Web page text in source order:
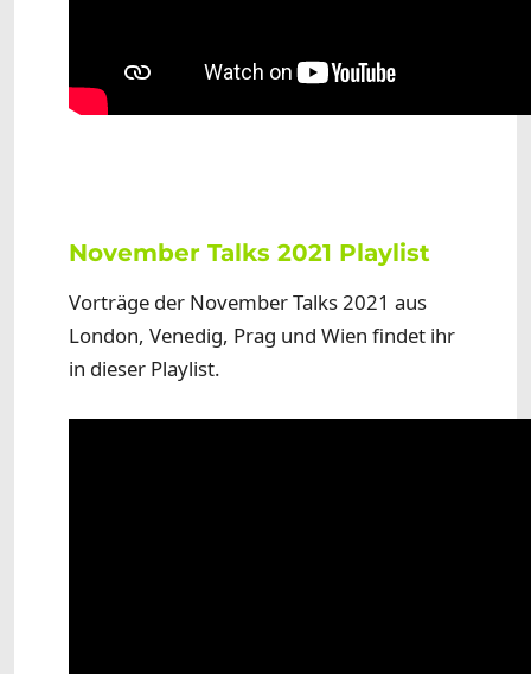
November Talks 2021 Playlist
Vorträge der November Talks 2021 aus
London, Venedig, Prag und Wien findet ihr
in dieser Playlist.